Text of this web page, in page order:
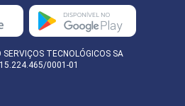
TECNOLÓGICOS SA
0001-01